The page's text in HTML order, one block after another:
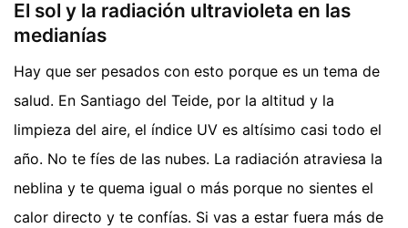
El sol y la radiación ultravioleta en las
medianías
Hay que ser pesados con esto porque es un tema de
salud. En Santiago del Teide, por la altitud y la
limpieza del aire, el índice UV es altísimo casi todo el
año. No te fíes de las nubes. La radiación atraviesa la
neblina y te quema igual o más porque no sientes el
calor directo y te confías. Si vas a estar fuera más de